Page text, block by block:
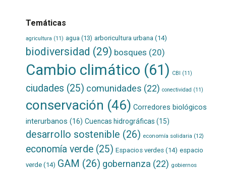
Temáticas
agricultura (11) agua (13) arboricultura urbana (14)
biodiversidad (29) bosques (20)
Cambio climático (61) CBI (11)
ciudades (25) comunidades (22) conectividad (11)
conservación (46) Corredores biológicos
interurbanos (16) Cuencas hidrográficas (15)
desarrollo sostenible (26) economía solidaria (12)
economía verde(25) Espacios verdes(14) espacio
verde(14) GAM (26) gobernanza (22) gobiernos